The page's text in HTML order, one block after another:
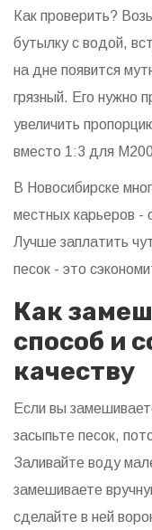
Как проверить?
бутылку с водой,
на дне появится
грязный. Его нужно
увеличить
вместо 1:3 для
В Новосибирске
местных карьеров -
Лучше заплатить
песок - это
Как
способ и
качеству
Если вы
засыпьте песок,
Заливайте воду
замешиваете
сделайте в ней